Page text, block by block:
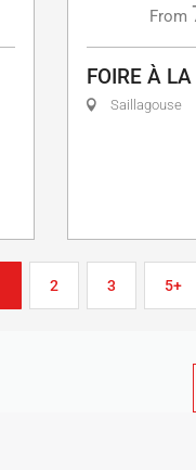
From
FOIRE À
Saillagouse
2 3 5+